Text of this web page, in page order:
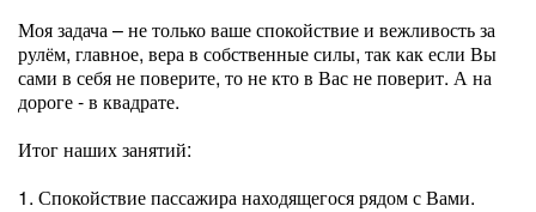
Моя задача – не только ваше спокойствие и вежливость за
рулём, главное, вера в собственные силы, так как если Вы
сами в себя не поверите, то не кто в Вас не поверит. А на
дороге - в квадрате.
Итог наших занятий:
1. Спокойствие пассажира находящегося рядом с Вами.